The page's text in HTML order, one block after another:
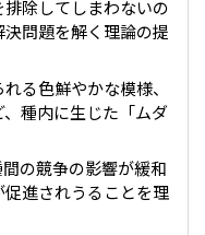
除してしまわないの
問題を解く理論の提
る色鮮やかな模様、
種内に生じた「ムダ
間の競争の影響が緩和
進されうることを理